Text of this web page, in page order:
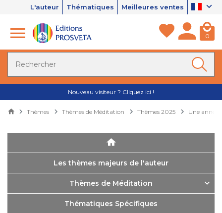
L'auteur Thématiques Meilleures ventes
0
Nouveau visiteur ? Cliquez ici !
Thèmes Thèmes de Méditation Thèmes 2025 Une année
Les thèmes majeurs de l'auteur
Thèmes de Méditation
Thématiques Spécifiques